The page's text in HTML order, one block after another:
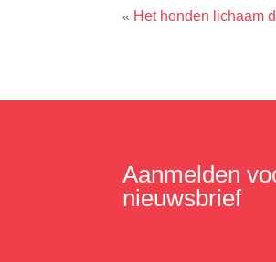
« Het honden lichaam
Aanmelden
nieuwsbrief